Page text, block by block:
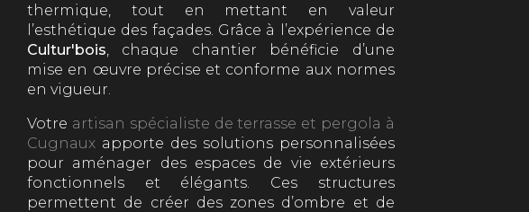
thermique, tout en mettant en valeur
l’esthétique des façades. Grâce à l’expérience de
Cultur'bois , chaque chantier bénéficie d’une
mise en œuvre précise et conforme aux normes
en vigueur.
Votre artisan spécialiste de terrasse et pergola à
Cugnaux apporte des solutions personnalisées
pour aménager des espaces de vie extérieurs
fonctionnels et élégants. Ces structures
permettent de créer des zones d’ombre et de